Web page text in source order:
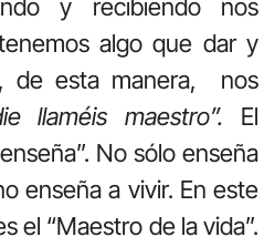
y recibiendo nos
algo que dar y
de esta manera, nos
llaméis maestro”. El
No sólo enseña
enseña a vivir. En este
el “Maestro de la vida”.